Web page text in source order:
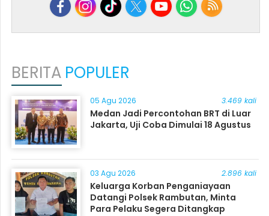
BERITA POPULER
05 Agu 2026 3.469 kali
Medan Jadi Percontohan BRT di Luar
Jakarta, Uji Coba Dimulai 18 Agustus
03 Agu 2026 2.896 kali
Keluarga Korban Penganiayaan
Datangi Polsek Rambutan, Minta
Para Pelaku Segera Ditangkap